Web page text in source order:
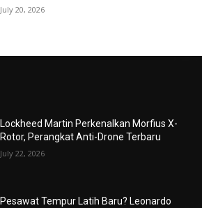
July 20, 2026
Lockheed Martin Perkenalkan Morfius X-
Rotor, Perangkat Anti-Drone Terbaru
July 22, 2026
Pesawat Tempur Latih Baru? Leonardo